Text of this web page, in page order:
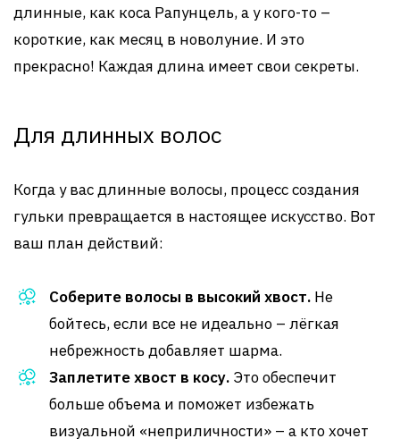
длинные, как коса Рапунцель, а у кого-то –
короткие, как месяц в новолуние. И это
прекрасно! Каждая длина имеет свои секреты.
Для длинных волос
Когда у вас длинные волосы, процесс создания
гульки превращается в настоящее искусство. Вот
ваш план действий:
Соберите волосы в высокий хвост. Не
бойтесь, если все не идеально – лёгкая
небрежность добавляет шарма.
Заплетите хвост в косу. Это обеспечит
больше объема и поможет избежать
визуальной «неприличности» – а кто хочет